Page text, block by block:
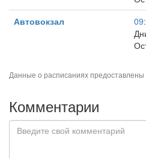
Автовокзал
Данные о расписаниях предоставлены
Комментарии